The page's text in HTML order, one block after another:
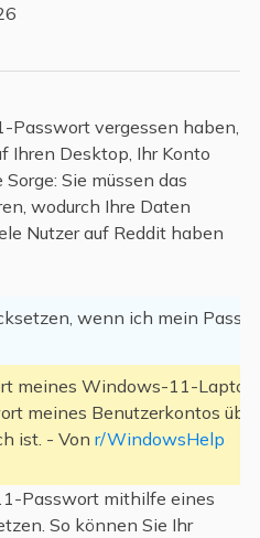
vergessen haben,
Ihren Desktop, Ihr Konto
Sie müssen das
wodurch Ihre Daten
Nutzer auf Reddit haben
wenn ich mein
meines Windows-11-
meines Benutzerkontos
ist. - Von r/WindowsHelp
Passwort mithilfe eines
So können Sie Ihr